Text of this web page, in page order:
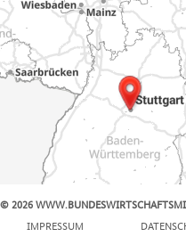
© 2026
IMPRESSUM